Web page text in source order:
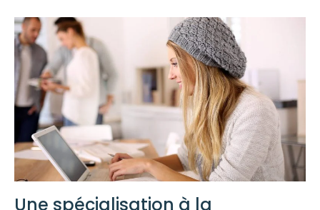
Une spécialisation à la